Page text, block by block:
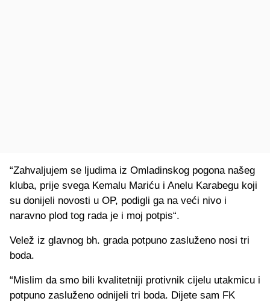
“Zahvaljujem se ljudima iz Omladinskog pogona našeg
kluba, prije svega Kemalu Mariću i Anelu Karabegu koji
su donijeli novosti u OP, podigli ga na veći nivo i
naravno plod tog rada je i moj potpis“.
Velež iz glavnog bh. grada potpuno zasluženo nosi tri
boda.
“Mislim da smo bili kvalitetniji protivnik cijelu utakmicu i
potpuno zasluženo odnijeli tri boda. Dijete sam FK